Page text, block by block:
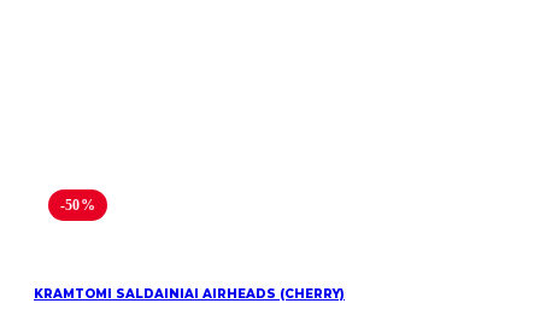
-50%
KRAMTOMI SALDAINIAI AIRHEADS (CHERRY)